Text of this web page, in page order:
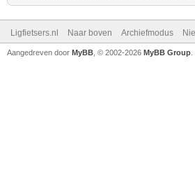
Ligfietsers.nl Naar boven Archiefmodus
Aangedreven door MyBB , © 2002-2026 MyBB Group